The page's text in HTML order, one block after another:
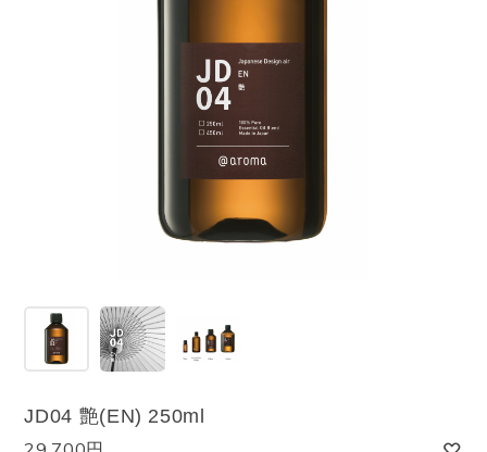
JD04 艶(EN) 250ml